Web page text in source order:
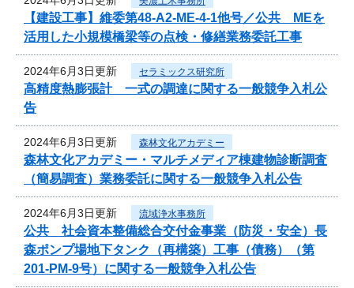
【建設工事】維委第48-A2-ME-4-1他号／公共 MEを
活用した小規模橋梁等の点検・修繕業務委託工事
2024年6月3日更新 セラミックス研究所
高精度熱膨張計 一式の調達に関する一般競争入札公
告
2024年6月3日更新 森林文化アカデミー
森林文化アカデミー・マルチメディア棟建物診断調査
（簡易調査）業務委託に関する一般競争入札公告
2024年6月3日更新 流域浄水事務所
公共 社会資本整備総合交付金事業（防災・安全）長
森ポンプ場地下タンク（再構築）工事（債務）（第
201-PM-9号）に関する一般競争入札公告